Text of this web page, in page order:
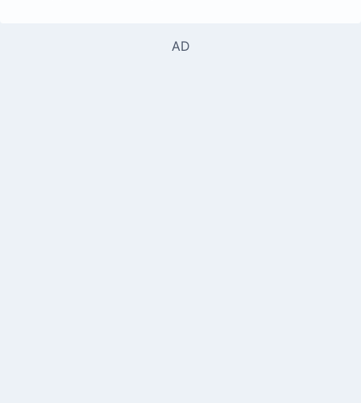
AD